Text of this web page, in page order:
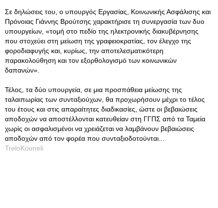
Σε δηλώσεις του, ο υπουργός Εργασίας, Κοινωνικής Ασφάλισης και
Πρόνοιας Γιάννης Βρούτσης χαρακτήρισε τη συνεργασία των δυο
υπουργείων, «τομή στο πεδίο της ηλεκτρονικής διακυβέρνησης
που στοχεύει στη μείωση της γραφειοκρατίας, τον έλεγχο της
φοροδιαφυγής και, κυρίως, την αποτελεσματικότερη
παρακολούθηση και τον εξορθολογισμό των κοινωνικών
δαπανών».
Τέλος, τα δύο υπουργεία, σε μια προσπάθεια μείωσης της
ταλαιπωρίας των συνταξιούχων, θα προχωρήσουν μέχρι το τέλος
του έτους και στις απαραίτητες διαδικασίες, ώστε οι βεβαιώσεις
αποδοχών να αποστέλλονται κατευθείαν στη ΓΓΠΣ από τα Ταμεία
χωρίς οι ασφαλισμένοι να χρειάζεται να λαμβάνουν βεβαιώσεις
αποδοχών από τον φορέα που συνταξιοδοτούνται...
TreloKouneli